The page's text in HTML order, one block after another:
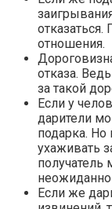
отношения.
отказа.
за такой
Если у
дарители
подарка.
ухаживать
получатель
Если же